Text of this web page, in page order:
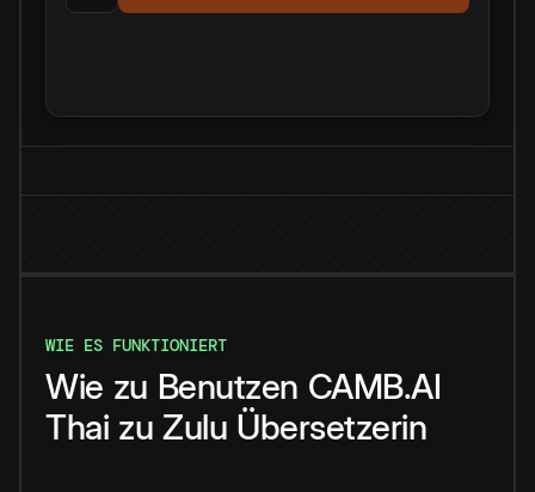
WIE ES FUNKTIONIERT
Wie zu Benutzen CAMB.AI
Thai zu Zulu Übersetzerin